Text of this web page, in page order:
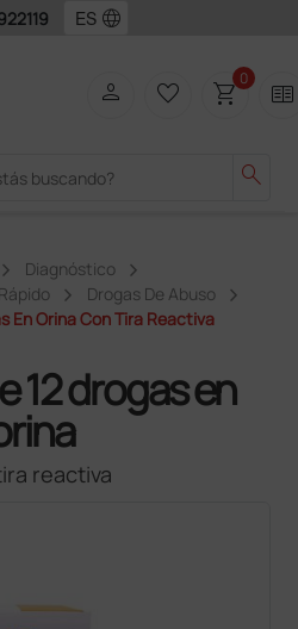
language
search
person favorite_border shopping_cart0 two_pager
Diagnóstico
Drogas De Abuso
En Orina Con Tira Reactiva
12 drogas en
reactiva